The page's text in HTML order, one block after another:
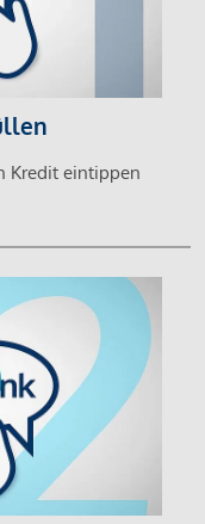
Kredit eintippen